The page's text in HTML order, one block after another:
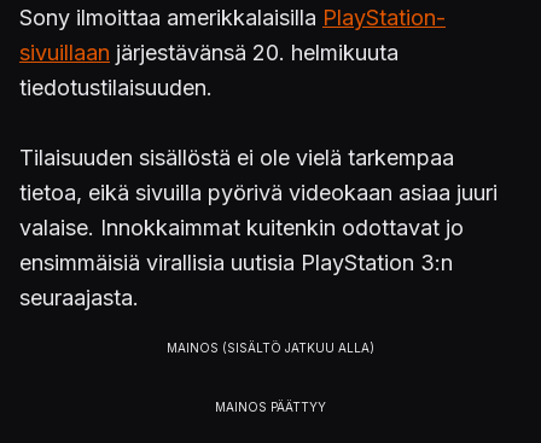
Sony ilmoittaa amerikkalaisilla PlayStation-
sivuillaan järjestävänsä 20. helmikuuta
tiedotustilaisuuden.
Tilaisuuden sisällöstä ei ole vielä tarkempaa
tietoa, eikä sivuilla pyörivä videokaan asiaa juuri
valaise. Innokkaimmat kuitenkin odottavat jo
ensimmäisiä virallisia uutisia PlayStation 3:n
seuraajasta.